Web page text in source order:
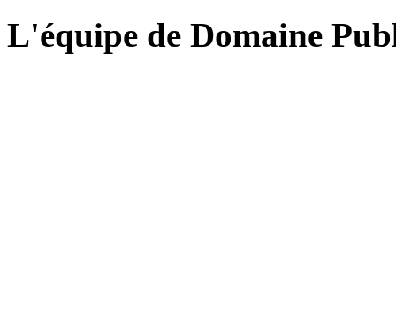
L'équipe de Domaine